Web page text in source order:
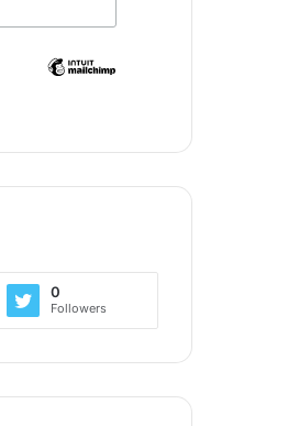
0
Followers